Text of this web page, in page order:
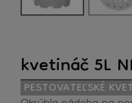
kvetináč 5L
PESTOVATEĽSKÉ